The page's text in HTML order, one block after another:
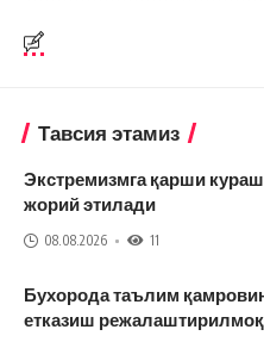
Тавсия этамиз
Экстремизмга қарши
жорий этилади
08.08.2026 11
Бухорода таълим
етказиш